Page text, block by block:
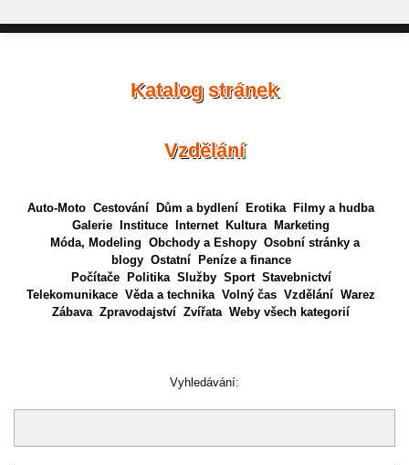
Katalog stránek
Vzdělání
Auto-Moto Cestování Dům a bydlení Erotika
Filmy a hudba
Galerie
Instituce Internet Kultura
Marketing
Móda, Modeling Obchody a Eshopy Osobní stránky a
blogy Ostatní
Peníze a finance
Počítače
Politika Služby Sport Stavebnictví
Telekomunikace Věda a technika Volný čas Vzdělání Warez
Zábava Zpravodajství Zvířata Weby všech kategorií
Vyhledávání: